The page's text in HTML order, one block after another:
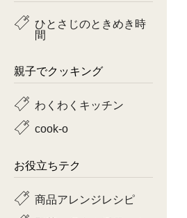
ひとさじのときめき時
間
親子でクッキング
わくわくキッチン
cook-o
お役立ちテク
商品アレンジレシピ